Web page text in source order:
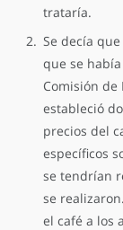
trataría.
Se decía
que se
Comisión de
estableció
precios del
específicos
se tendrían
se
el café a los